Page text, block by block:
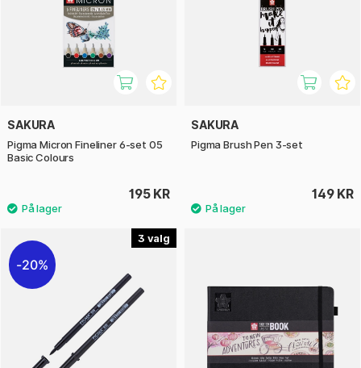
SAKURA
Pigma Micron Fineliner 6-set 05
Basic Colours
195 KR
SAKURA
Pigma Brush Pen 3-set
149 KR
3
20%